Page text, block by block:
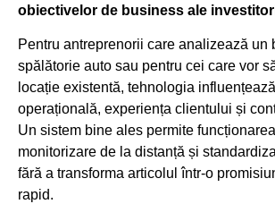
obiectivelor de business ale
Pentru antreprenorii care analizează un
spălătorie auto sau pentru cei care vor
locație existentă, tehnologia
operațională, experiența clientului și
Un sistem bine ales permite
monitorizare de la distanță și
fără a transforma articolul într-o
rapid.